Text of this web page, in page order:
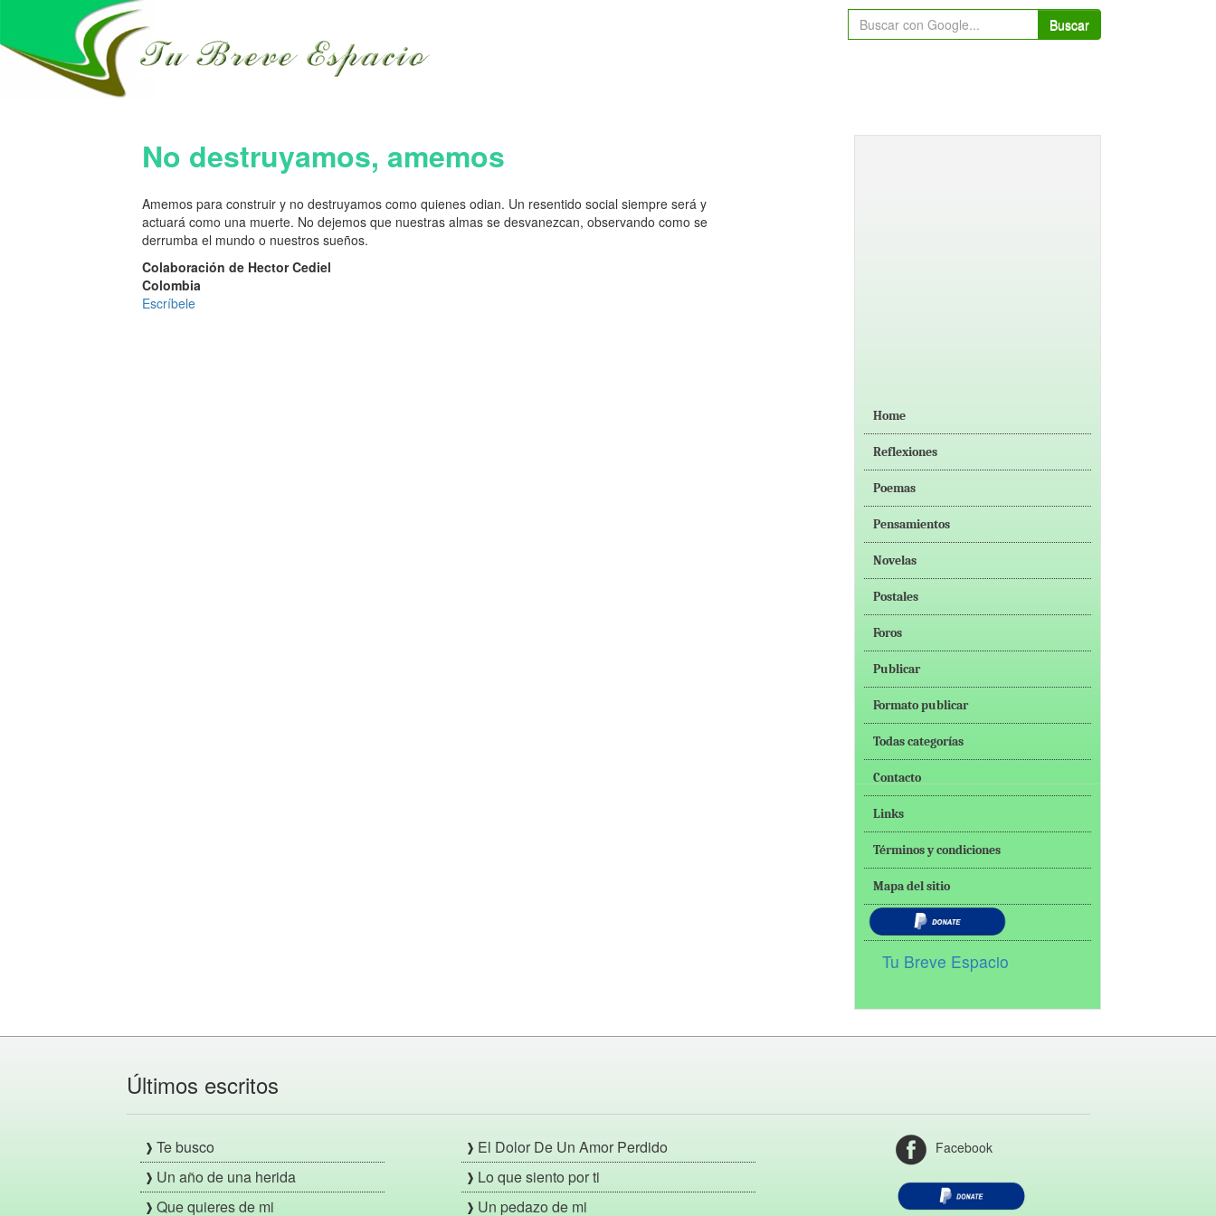
Buscar
No destruyamos, amemos
Amemos para construir y no destruyamos como quienes odian. Un resentido social siempre será y
actuará como una muerte. No dejemos que nuestras almas se desvanezcan, observando como se
derrumba el mundo o nuestros sueños.
Colaboración de Hector Cediel
Colombia
Escríbele
Home
Reflexiones
Poemas
Pensamientos
Novelas
Postales
Foros
Publicar
Formato publicar
Todas categorías
Contacto
Links
Términos y condiciones
Mapa del sitio
Tu Breve Espacio
Últimos escritos
Te busco
Un año de una herida
Que quieres de mi
El Dolor De Un Amor Perdido
Lo que siento por ti
Un pedazo de mi
Facebook